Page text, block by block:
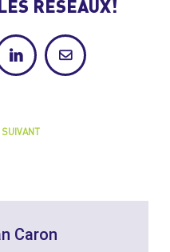
RÉSEAUX!
LinkedInCourriel
SUIVANT
Caron